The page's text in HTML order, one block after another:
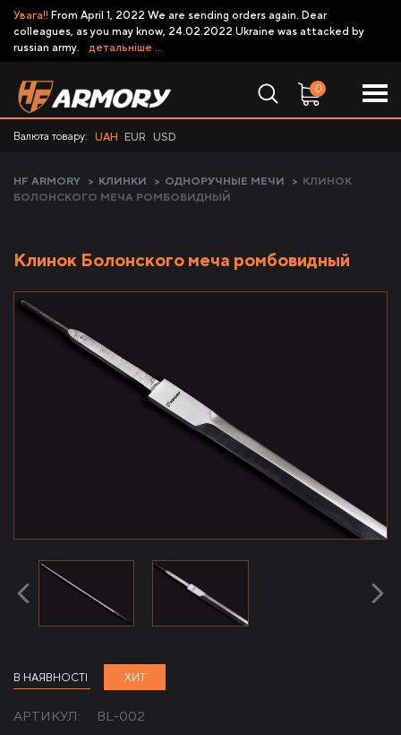
Увага!! From April 1, 2022 We are sending orders again. Dear
colleagues, as you may know, 24.02.2022 Ukraine was attacked by
russian army.
детальніше ...
Валюта товару: UAH EUR USD
0
HF ARMORY > КЛИНКИ > ОДНОРУЧНЫЕ МЕЧИ > КЛИНОК
БОЛОНСКОГО МЕЧА РОМБОВИДНЫЙ
Клинок Болонского меча ромбовидный
В НАЯВНОСТІ ХИТ
АРТИКУЛ: BL-002